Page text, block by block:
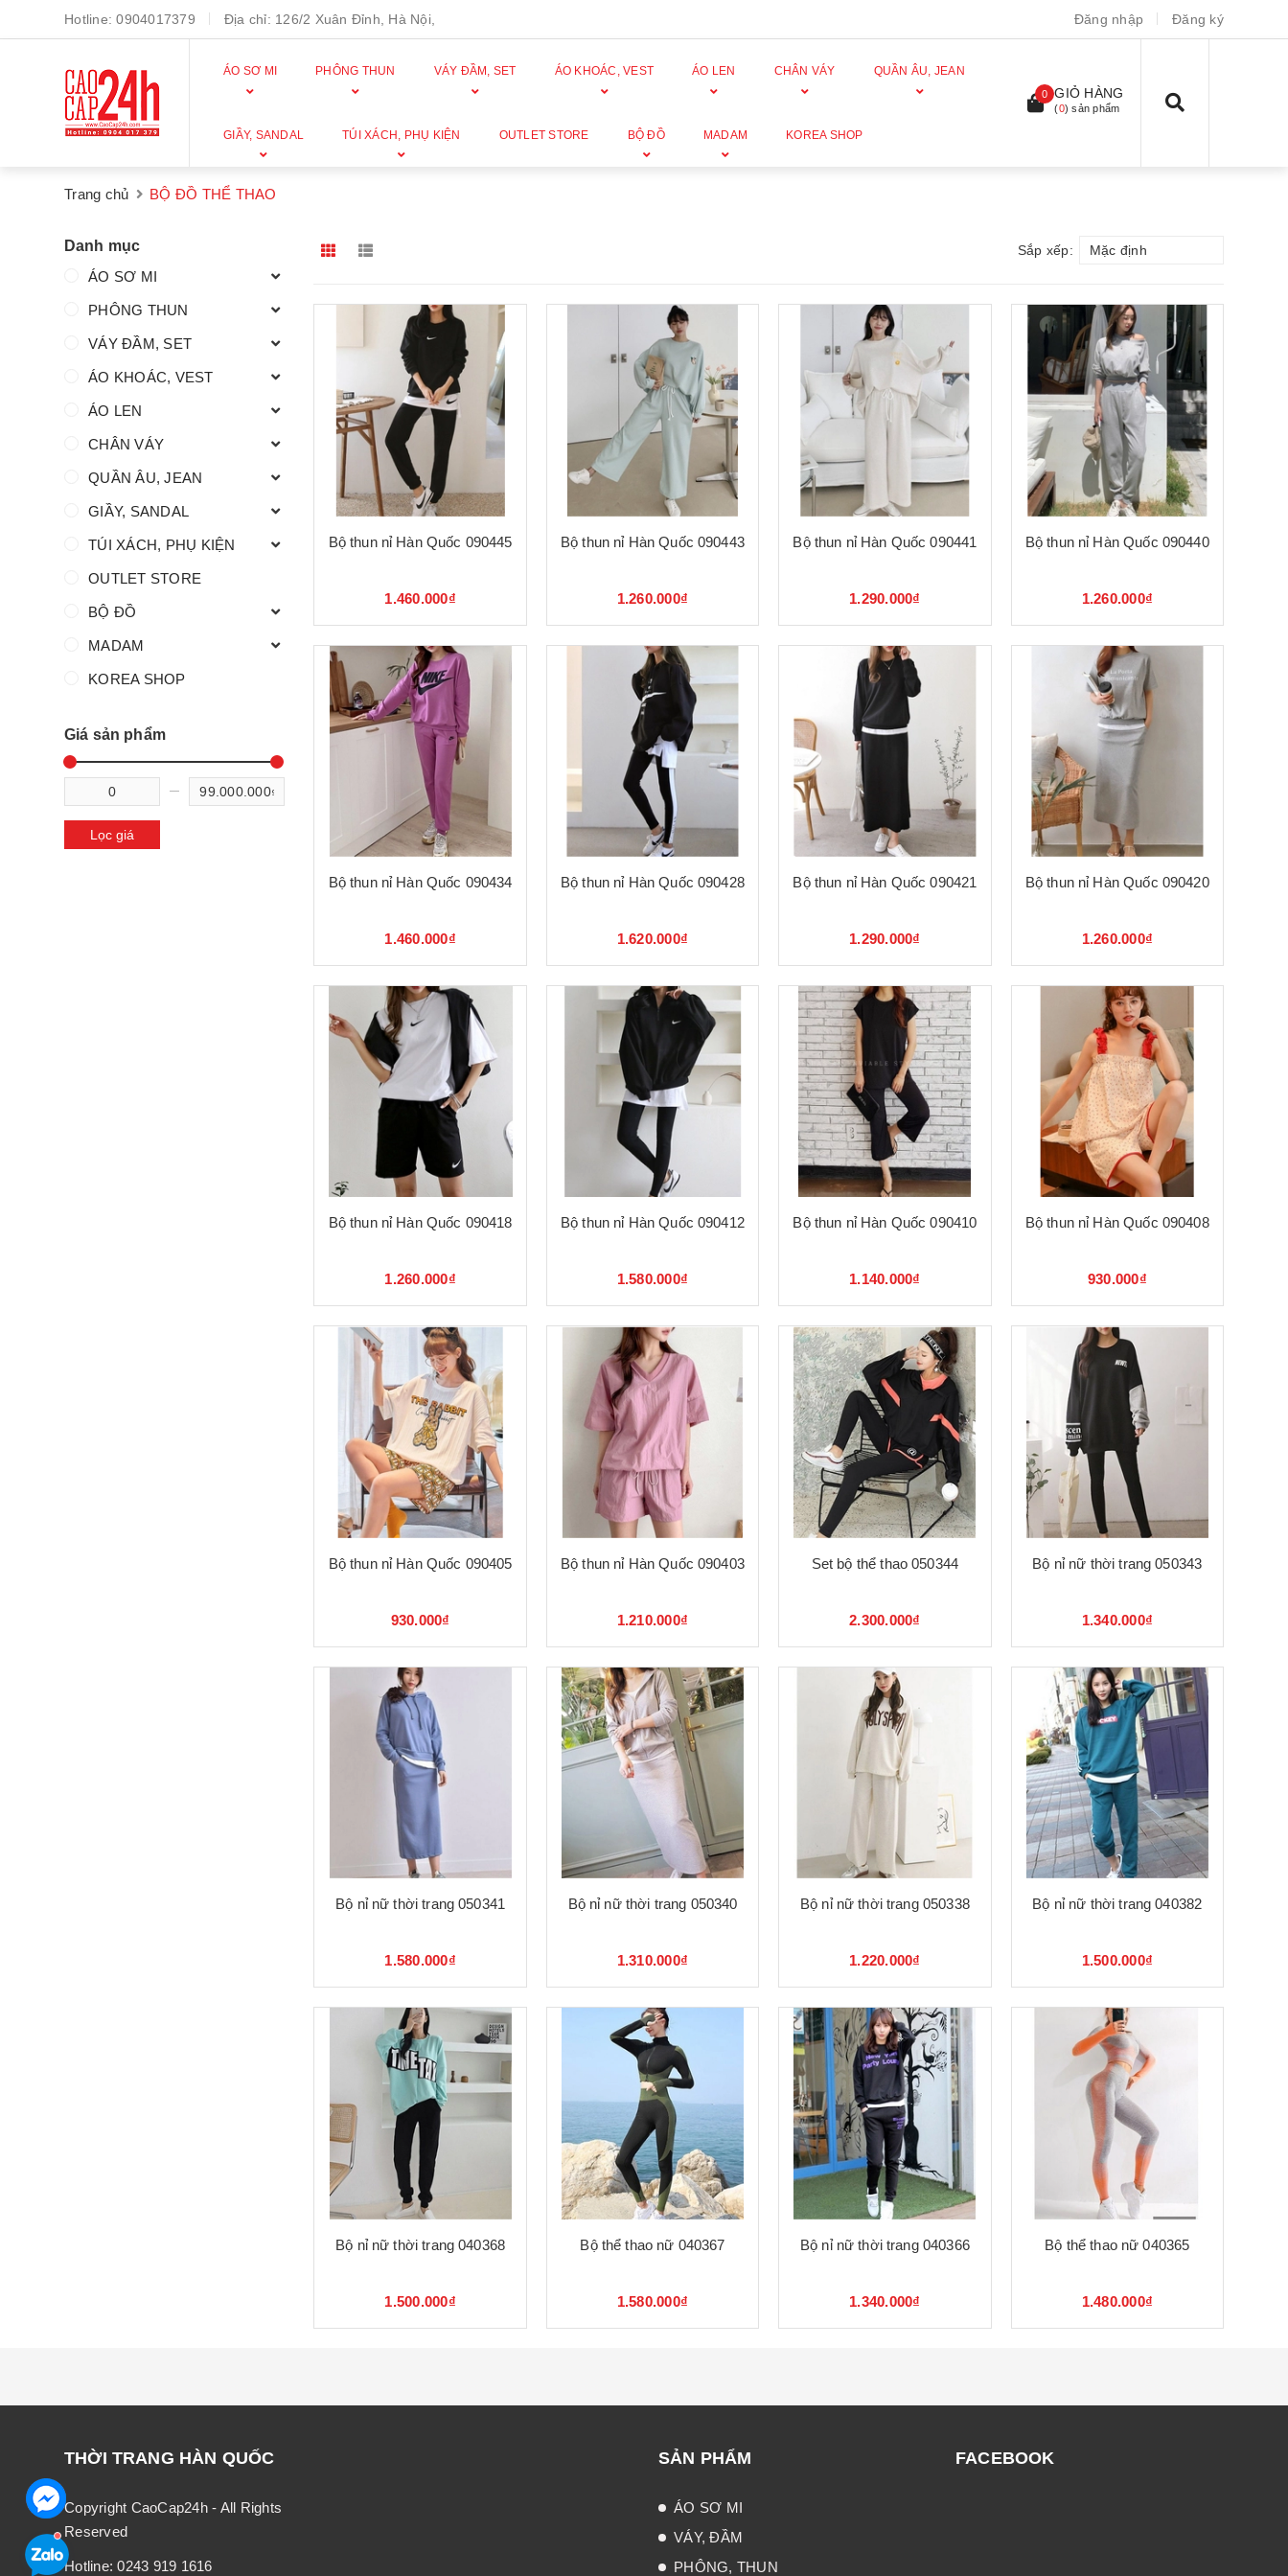
Hotline:0904017379 Địa chỉ: 126/2 Xuân Đỉnh, Hà Nội, Đăng nhập Đăng ký
ÁO SƠ MI PHÔNG THUN VÁY ĐẦM, SET ÁO KHOÁC, VEST ÁO LEN CHÂN VÁY QUẦN ÂU, JEAN
GIẦY, SANDAL TÚI XÁCH, PHỤ KIỆN OUTLET STORE BỘ ĐỒ MADAM KOREA SHOP
0 GIỎ HÀNG
(0) sản phẩm
Trang chủ BỘ ĐỒ THỂ THAO
Sắp xếp: Mặc định
Bộ thun nỉ Hàn Quốc 090445
1.460.000₫
Bộ thun nỉ Hàn Quốc 090443
1.260.000₫
Bộ thun nỉ Hàn Quốc 090441
1.290.000₫
Bộ thun nỉ Hàn Quốc 090440
1.260.000₫
Bộ thun nỉ Hàn Quốc 090434
1.460.000₫
Bộ thun nỉ Hàn Quốc 090428
1.620.000₫
Bộ thun nỉ Hàn Quốc 090421
1.290.000₫
Bộ thun nỉ Hàn Quốc 090420
1.260.000₫
Bộ thun nỉ Hàn Quốc 090418
1.260.000₫
Bộ thun nỉ Hàn Quốc 090412
1.580.000₫
Bộ thun nỉ Hàn Quốc 090410
1.140.000₫
Bộ thun nỉ Hàn Quốc 090408
930.000₫
Bộ thun nỉ Hàn Quốc 090405
930.000₫
Bộ thun nỉ Hàn Quốc 090403
1.210.000₫
Set bộ thể thao 050344
2.300.000₫
Bộ nỉ nữ thời trang 050343
1.340.000₫
Bộ nỉ nữ thời trang 050341
1.580.000₫
Bộ nỉ nữ thời trang 050340
1.310.000₫
Bộ nỉ nữ thời trang 050338
1.220.000₫
Bộ nỉ nữ thời trang 040382
1.500.000₫
Bộ nỉ nữ thời trang 040368
1.500.000₫
Bộ thể thao nữ 040367
1.580.000₫
Bộ nỉ nữ thời trang 040366
1.340.000₫
Bộ thể thao nữ 040365
1.480.000₫
Danh mục
ÁO SƠ MI
PHÔNG THUN
VÁY ĐẦM, SET
ÁO KHOÁC, VEST
ÁO LEN
CHÂN VÁY
QUẦN ÂU, JEAN
GIẦY, SANDAL
TÚI XÁCH, PHỤ KIỆN
OUTLET STORE
BỘ ĐỒ
MADAM
KOREA SHOP
Giá sản phẩm
Lọc giá
THỜI TRANG HÀN QUỐC
Copyright CaoCap24h - All Rights
Reserved
Hotline:0243 919 1616
SẢN PHẨM
ÁO SƠ MI
VÁY, ĐẦM
PHÔNG, THUN
FACEBOOK